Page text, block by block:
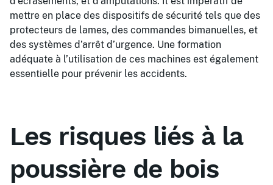
mettre en place des dispositifs de sécurité tels que des
protecteurs de lames, des commandes bimanuelles, et
des systèmes d’arrêt d’urgence. Une formation
adéquate à l’utilisation de ces machines est également
essentielle pour prévenir les accidents.
Les risques liés à la
poussière de bois